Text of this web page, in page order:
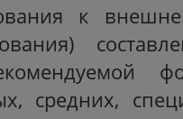
к
средних,